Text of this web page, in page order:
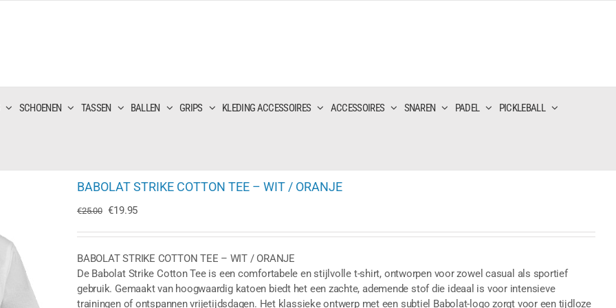
SCHOENEN TASSEN BALLEN GRIPS KLEDING ACCESSOIRES ACCESSOIRES SNAREN PADEL PICKLEBALL
BABOLAT STRIKE COTTON TEE – WIT / ORANJE
€25.00 Oorspronkelijke
was:
€25.00.
€19.95Huidige
is:
€19.95.
BABOLAT STRIKE COTTON TEE – WIT / ORANJE
De Babolat Strike Cotton Tee is een comfortabele en stijlvolle t-shirt, ontworpen voor zowel casual als sportief
gebruik. Gemaakt van hoogwaardig katoen biedt het een zachte, ademende stof die ideaal is voor intensieve
trainingen of ontspannen vrijetijdsdagen. Het klassieke ontwerp met een subtiel Babolat-logo zorgt voor een tijdloze